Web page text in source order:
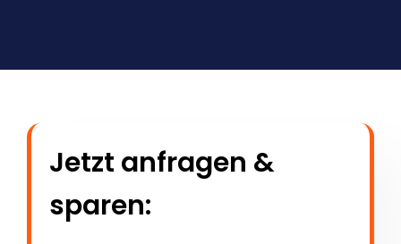
Jetzt anfragen &
sparen: